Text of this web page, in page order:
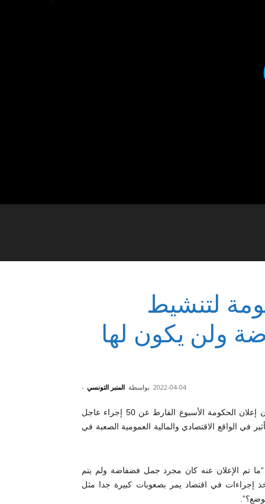
لتنشيط
ولن يكون لها
بواسطة المنبر التونسي - 2022-04-04
انتقد الخبير الاقتصادي عز الدين سعيدان إعلان الحكومة الأسبوع الفارط عن 50 إجراء عاجل
في الواقع الاقتصادي والمالية العمومية الصعبة في
سعيدان، في تصريح لموزاييك اليوم الإثنين 4 أفريل 2022: “ما تم الإعلان عنه كان مجرد جمل فضفاضة ولم يتم
نتخذ إجراءات في اقتصاد يمر بصعوبات كبيرة جدا مثل